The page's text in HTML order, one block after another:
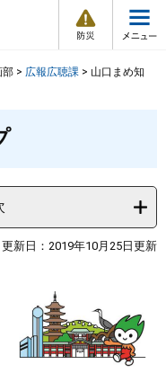
情
報
メ
ュ
マップで探す
部 > 広報広聴課 > 山口まめ知
更新日：2019年10月25日更新